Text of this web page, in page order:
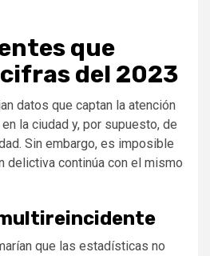
que
del 2023
datos que captan la atención
la ciudad y, por supuesto, de
Sin embargo, es imposible
delictiva continúa con el mismo
que las estadísticas no